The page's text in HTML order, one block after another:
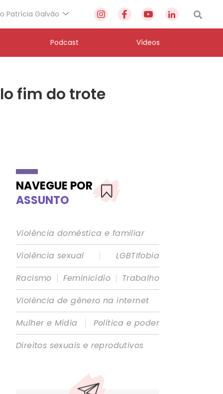
Patrícia Galvão
Podcast Vídeos
fim do trote
NAVEGUE POR
ASSUNTO
Violência doméstica e familiar
Violência sexual
|
LGBTIfobia
Racismo | Feminicídio | Trabalho
Violência de gênero na internet
Mulher e Mídia
|
Política e poder
Direitos sexuais e reprodutivos